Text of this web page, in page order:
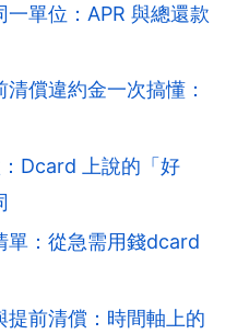
單位：APR 與總還款
償違約金一次搞懂：
Dcard 上說的「好
單：從急需用錢dcard
前清償：時間軸上的